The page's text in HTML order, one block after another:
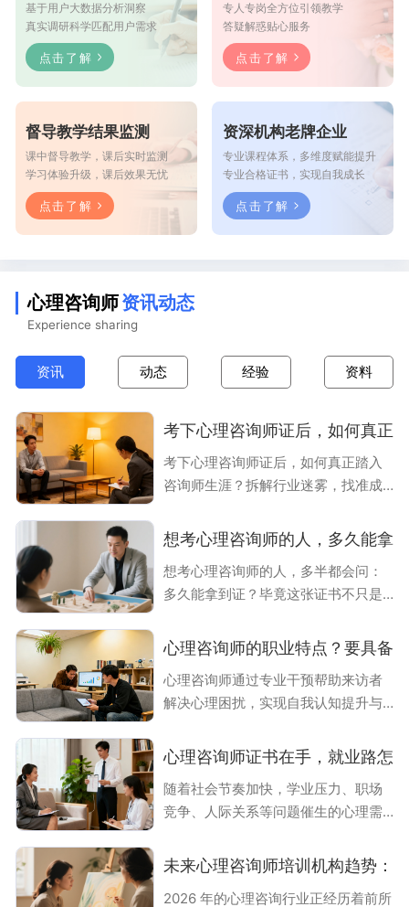
基于用户大数据分析洞察
真实调研科学匹配用户需求
点击了解
专人专岗全方位引领教学
答疑解惑贴心服务
点击了解
督导教学结果监测
课中督导教学，课后实时监测
学习体验升级，课后效果无忧
点击了解
资深机构老牌企业
专业课程体系，多维度赋能提升
专业合格证书，实现自我成长
点击了解
心理咨询师资讯动态
Experience sharing
资讯 动态 经验 资料
考下心理咨询师证后，如何真正
考下心理咨询师证后，如何真正踏入
咨询师生涯？拆解行业迷雾，找准成
后怎么入行”，屏幕上的答案像两条尖
月入两万” 的诱人标题，配图里的咨询
师坐在洒满阳光的工作室里，字里行
美好图景；另一边却是 “考了证三年没
里行间满是挫败 ——“别来，这行就是
收割新手的坑”。
想考心理咨询师的人，多久能拿
想考心理咨询师的人，多半都会问：
多久能拿到证？毕竟这张证书不只是
份证明。其实，拿证的快慢，很大程
方法，效率高，拿证就快；瞎摸索，
可能既费时间又没效果。下面就好好
里有个数。一般多久能考完拿证？虽
报名到考完拿证，差不多 2 个月左右
就能搞定。这两个月里，你得把教材
心理咨询师的职业特点？要具备
心理咨询师通过专业干预帮助来访者
解决心理困扰，实现自我认知提升与
活质量，更推动社会心理健康水平提
心理咨询师证书在手，就业路怎
随着社会节奏加快，学业压力、职场
竞争、人际关系等问题催生的心理需
需求”转变为“大众刚需”。拿到心理咨
场？这一问题困扰着许多行业新人。
未来心理咨询师培训机构趋势：
2026 年的心理咨询行业正经历着前所